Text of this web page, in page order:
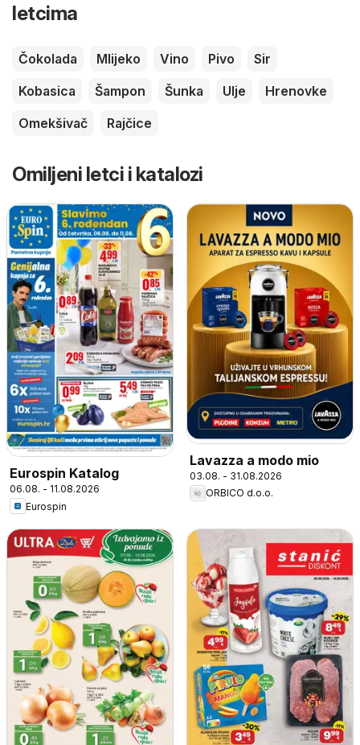
letcima
Čokolada Mlijeko Vino Pivo
Sir
Kobasica
Šampon Šunka Ulje
Hrenovke
Omekšivač
Rajčice
Omiljeni letci i katalozi
Eurospin Katalog
06.08. - 11.08.2026
Eurospin
Lavazza a modo mio
03.08. - 31.08.2026
ORBICO d.o.o.